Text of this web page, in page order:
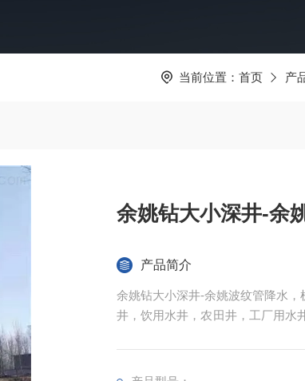
当前位置： 首页 产
余姚钻大小深井-余
产品简介
余姚钻大小深井-余姚波纹管降水
井，饮用水井，农田井，工厂用水